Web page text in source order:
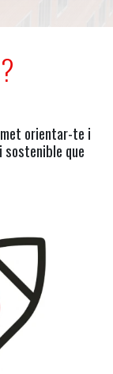
orientar-te i
sostenible que